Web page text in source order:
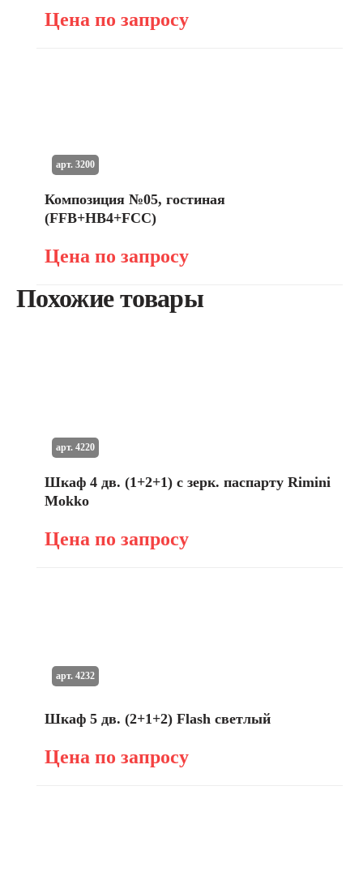
Цена по запросу
Композиция №05, гостиная
(FFB+HB4+FСС)
Цена по запросу
арт. 3200
Похожие товары
Шкаф 4 дв. (1+2+1) с зерк. паспарту Rimini
Mokko
Цена по запросу
арт. 4220
Шкаф 5 дв. (2+1+2) Flash светлый
Цена по запросу
арт. 4232